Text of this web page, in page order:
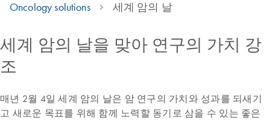
Oncology solutions
세계 암의 날
세계 암의 날을 맞아 연구의 가치 강
조
매년 2월 4일 세계 암의 날은 암 연구의 가치와 성과를 되새기
고 새로운 목표를 위해 함께 노력할 동기로 삼을 수 있는 좋은